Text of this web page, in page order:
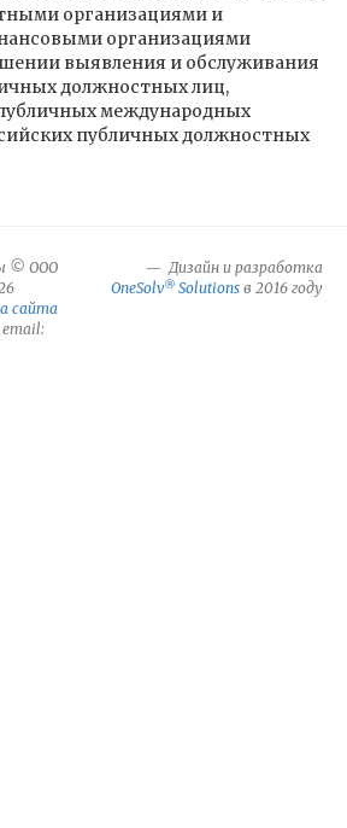
организациями и
организациями
выявления и обслуживания
должностных лиц,
международных
публичных должностных
© ООО
сайта
email:
Дизайн и разработка
OneSolv® Solutions в 2016 году